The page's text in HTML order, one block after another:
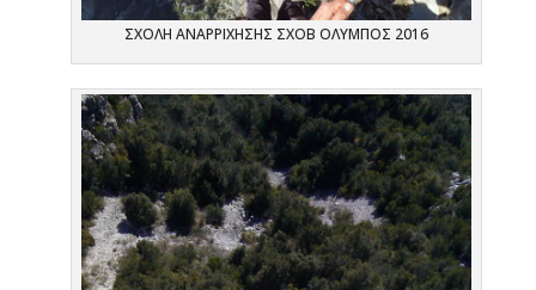
ΣΧΟΛΗ ΑΝΑΡΡΙΧΗΣΗΣ ΣΧΟΒ ΟΛΥΜΠΟΣ 2016